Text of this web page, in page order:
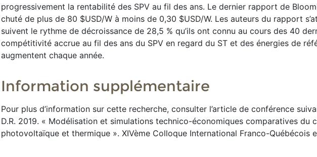
progressivement la rentabilité des SPV au fil des ans. Le dernier rapport de
chuté de plus de 80 $USD/W à moins de 0,30 $USD/W. Les auteurs du rapport
suivent le rythme de décroissance de 28,5 % qu’ils ont connu au cours des 40
compétitivité accrue au fil des ans du SPV en regard du ST et des énergies de
augmentent chaque année.
Information supplémentaire
Pour plus d’information sur cette recherche, consulter l’article de conférence
D.R. 2019. « Modélisation et simulations technico-économiques comparatives du
photovoltaïque et thermique ». XIVème Colloque International Franco-Québécois